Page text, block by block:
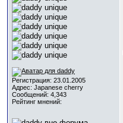
Регистрация: 23.01.2005
Адрес: Japanese cherry
Сообщений: 4,343
Рейтинг мнений: